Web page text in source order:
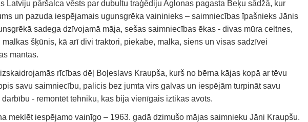
Latviju pāršalca vēsts par dubultu traģēdiju Aglonas pagasta Beķu sādžā, kur
un pazuda iespējamais ugunsgrēka vaininieks – saimniecības īpašnieks Jānis
sadega dzīvojamā māja, sešas saimniecības ēkas - divas mūra celtnes,
malkas šķūnis, kā arī divi traktori, piekabe, malka, siens un visas sadzīvei
mantas.
rīcības dēļ Boļeslavs Kraupša, kurš no bērna kājas kopā ar tēvu
savu saimniecību, palicis bez jumta virs galvas un iespējām turpināt savu
- remontēt tehniku, kas bija vienīgais iztikas avots.
meklēt iespējamo vainīgo – 1963. gadā dzimušo mājas saimnieku Jāni Kraupšu.